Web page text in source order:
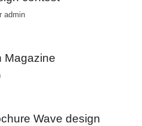
admin
Magazine
Wave design